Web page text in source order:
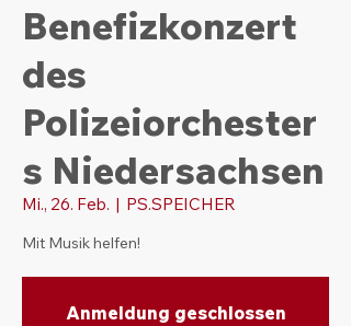
Benefizkonzert
des
Polizeiorchester
s Niedersachsen
Mi., 26. Feb.
  |
PS.SPEICHER
Mit Musik helfen!
Anmeldung geschlossen